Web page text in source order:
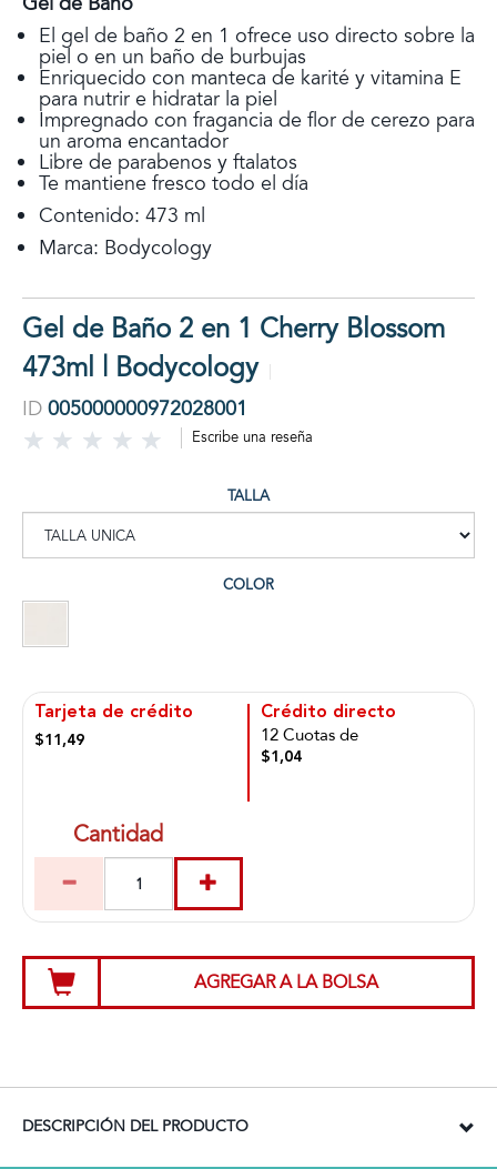
El gel de baño 2 en 1 ofrece uso directo sobre la
piel o en un baño de burbujas
Enriquecido con manteca de karité y vitamina E
para nutrir e hidratar la piel
Impregnado con fragancia de flor de cerezo para
un aroma encantador
Libre de parabenos y ftalatos
Te mantiene fresco todo el día
Contenido: 473 ml
Marca: Bodycology
Gel de Baño 2 en 1 Cherry Blossom
473ml | Bodycology
ID 005000000972028001
Escribe una reseña
TALLA
COLOR
Tarjeta de crédito
$11,49
Crédito directo
12 Cuotas de
$1,04
Cantidad
AGREGAR A LA BOLSA
DESCRIPCIÓN DEL PRODUCTO